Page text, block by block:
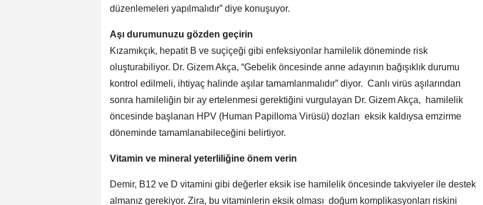
düzenlemeleri yapılmalıdır” diye konuşuyor.
Aşı durumunuzu gözden geçirin
Kızamıkçık, hepatit B ve suçiçeği gibi enfeksiyonlar hamilelik döneminde risk
oluşturabiliyor. Dr. Gizem Akça, “Gebelik öncesinde anne adayının bağışıklık durumu
kontrol edilmeli, ihtiyaç halinde aşılar tamamlanmalıdır” diyor. Canlı virüs aşılarından
sonra hamileliğin bir ay ertelenmesi gerektiğini vurgulayan Dr. Gizem Akça, hamilelik
öncesinde başlanan HPV (Human Papilloma Virüsü) dozları eksik kaldıysa emzirme
döneminde tamamlanabileceğini belirtiyor.
Vitamin ve mineral yeterliliğine önem verin
Demir, B12 ve D vitamini gibi değerler eksik ise hamilelik öncesinde takviyeler ile destek
almanız gerekiyor. Zira, bu vitaminlerin eksik olması doğum komplikasyonları riskini